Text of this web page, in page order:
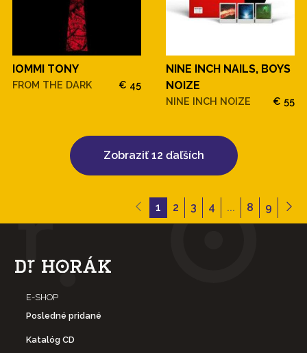
IOMMI TONY
FROM THE DARK € 45
NINE INCH NAILS, BOYS
NOIZE
NINE INCH NOIZE € 55
Zobraziť 12 ďaľších
1 2 3 4 ... 8 9
E-SHOP
Posledné pridané
Katalóg CD